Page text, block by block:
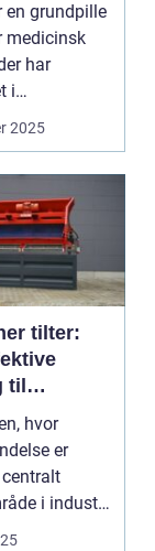
en grundpille
medicinsk
har
i
Med ti...
2025
tilter:
til
hvor
er
i industri
er de...